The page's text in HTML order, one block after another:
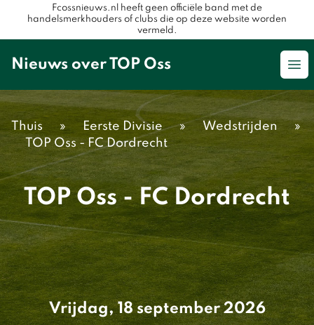
Fcossnieuws.nl heeft geen officiële band met de
handelsmerkhouders of clubs die op deze website worden
vermeld.
Nieuws over TOP Oss
Thuis » Eerste Divisie » Wedstrijden
»
TOP Oss - FC Dordrecht
TOP Oss - FC Dordrecht
Vrijdag, 18 september 2026